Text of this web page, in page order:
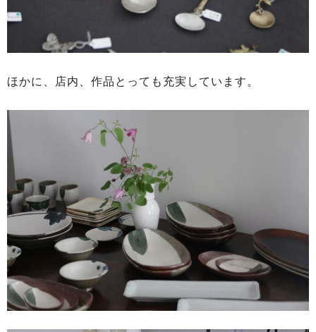
ほかに、店内、作品とっても充実しています。